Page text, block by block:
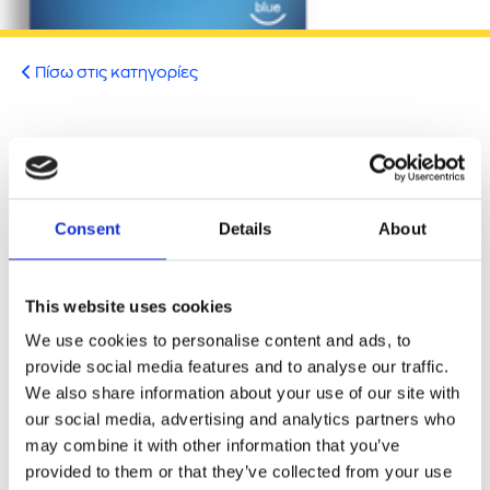
Consent Details About
This website uses cookies
We use cookies to personalise content and ads, to
provide social media features and to analyse our traffic.
We also share information about your use of our site with
our social media, advertising and analytics partners who
may combine it with other information that you’ve
provided to them or that they’ve collected from your use
Πίσω στις κατηγορίες
Διπλά seasmiles στα ταξίδια με
Seaways σε Κυκλάδες και
Κρήτη!
null
Ταξίδεψε με τα ταχύπλοα της
Hellenic Seaways σε
Κυκλάδες και Κρήτη και